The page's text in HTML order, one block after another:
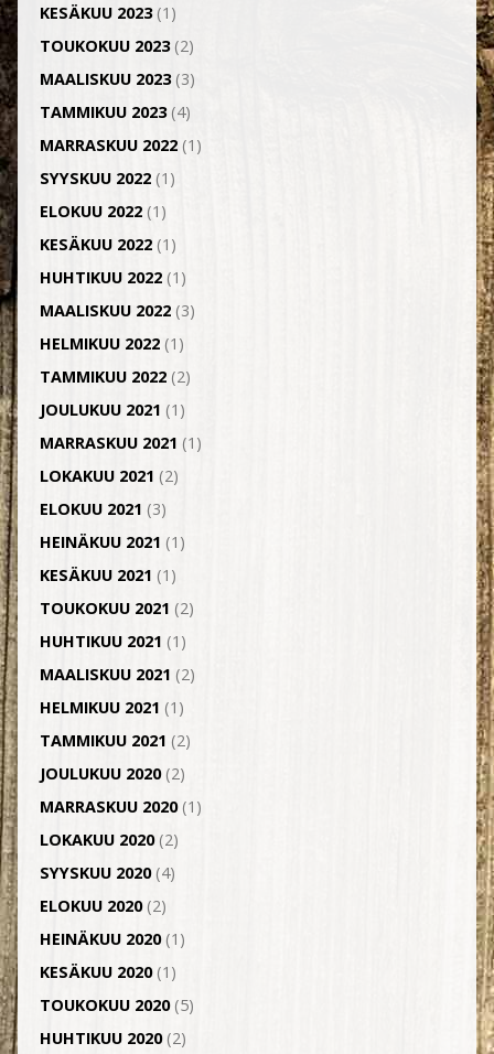
KESÄKUU 2023(1)
TOUKOKUU 2023(2)
MAALISKUU 2023(3)
TAMMIKUU 2023(4)
MARRASKUU 2022(1)
SYYSKUU 2022(1)
ELOKUU 2022(1)
KESÄKUU 2022(1)
HUHTIKUU 2022(1)
MAALISKUU 2022(3)
HELMIKUU 2022(1)
TAMMIKUU 2022(2)
JOULUKUU 2021 (1)
MARRASKUU 2021 (1)
LOKAKUU 2021 (2)
ELOKUU 2021 (3)
HEINÄKUU 2021 (1)
KESÄKUU 2021 (1)
TOUKOKUU 2021 (2)
HUHTIKUU 2021 (1)
MAALISKUU 2021 (2)
HELMIKUU 2021 (1)
TAMMIKUU 2021 (2)
JOULUKUU 2020(2)
MARRASKUU 2020(1)
LOKAKUU 2020(2)
SYYSKUU 2020(4)
ELOKUU 2020(2)
HEINÄKUU 2020(1)
KESÄKUU 2020(1)
TOUKOKUU 2020(5)
HUHTIKUU 2020(2)